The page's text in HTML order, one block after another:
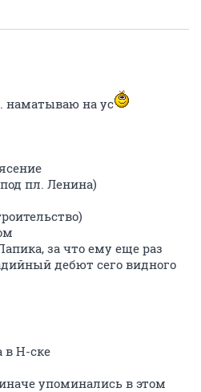
наматываю на ус
пл. Ленина)
за что ему еще раз
дебют сего видного
в Н-ске
упоминались в этом